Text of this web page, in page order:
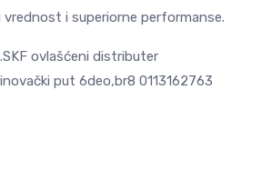
i superiorne performanse.
ovlašćeni distributer
put 6deo,br8 0113162763